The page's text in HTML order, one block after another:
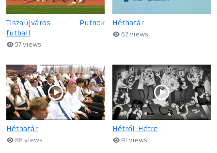
Tiszaújváros - Putnok
futball
57 views
Héthatár
62 views
Héthatár
88 views
Hétről-Hétre
91 views